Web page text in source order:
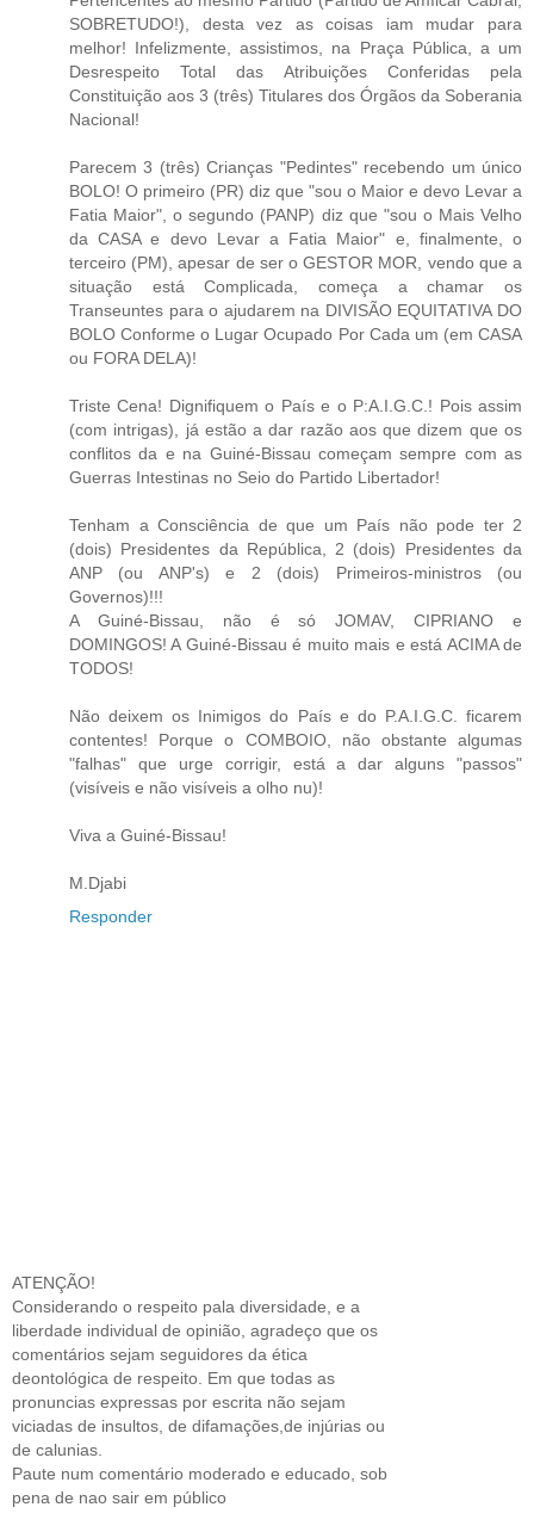
SOBRETUDO!), desta vez as coisas iam mudar para
melhor! Infelizmente, assistimos, na Praça Pública, a um
Desrespeito Total das Atribuições Conferidas pela
Constituição aos 3 (três) Titulares dos Órgãos da Soberania
Nacional!
Parecem 3 (três) Crianças "Pedintes" recebendo um único
BOLO! O primeiro (PR) diz que "sou o Maior e devo Levar a
Fatia Maior", o segundo (PANP) diz que "sou o Mais Velho
da CASA e devo Levar a Fatia Maior" e, finalmente, o
terceiro (PM), apesar de ser o GESTOR MOR, vendo que a
situação está Complicada, começa a chamar os
Transeuntes para o ajudarem na DIVISÃO EQUITATIVA DO
BOLO Conforme o Lugar Ocupado Por Cada um (em CASA
ou FORA DELA)!
Triste Cena! Dignifiquem o País e o P:A.I.G.C.! Pois assim
(com intrigas), já estão a dar razão aos que dizem que os
conflitos da e na Guiné-Bissau começam sempre com as
Guerras Intestinas no Seio do Partido Libertador!
Tenham a Consciência de que um País não pode ter 2
(dois) Presidentes da República, 2 (dois) Presidentes da
ANP (ou ANP's) e 2 (dois) Primeiros-ministros (ou
Governos)!!!
A Guiné-Bissau, não é só JOMAV, CIPRIANO e
DOMINGOS! A Guiné-Bissau é muito mais e está ACIMA de
TODOS!
Não deixem os Inimigos do País e do P.A.I.G.C. ficarem
contentes! Porque o COMBOIO, não obstante algumas
"falhas" que urge corrigir, está a dar alguns "passos"
(visíveis e não visíveis a olho nu)!
Viva a Guiné-Bissau!
M.Djabi
Responder
ATENÇÃO!
Considerando o respeito pala diversidade, e a
liberdade individual de opinião, agradeço que os
comentários sejam seguidores da ética
deontológica de respeito. Em que todas as
pronuncias expressas por escrita não sejam
viciadas de insultos, de difamações,de injúrias ou
de calunias.
Paute num comentário moderado e educado, sob
pena de nao sair em público